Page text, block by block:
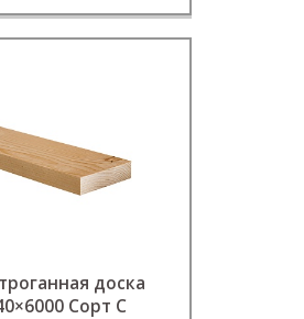
доска
Сорт С